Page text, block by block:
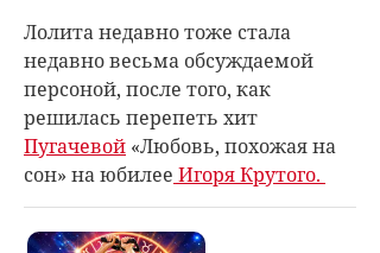
Лолита недавно тоже стала
недавно весьма обсуждаемой
персоной, после того, как
решилась перепеть хит
Пугачевой «Любовь, похожая на
сон» на юбилее Игоря Крутого.